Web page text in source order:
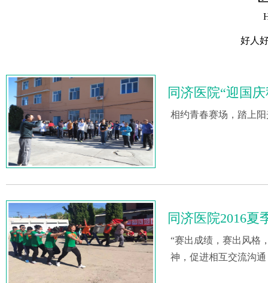
好人
同济医院“迎国
相约青春赛场，踏上
同济医院2016夏
“赛出成绩，赛出风格
神，促进相互交流沟